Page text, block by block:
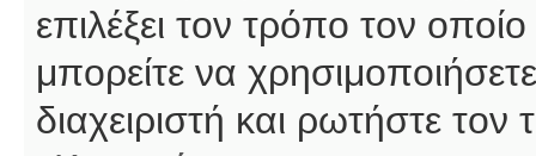
επιλέξει τον τρόπο τον
μπορείτε να
διαχειριστή και ρωτήστε τον